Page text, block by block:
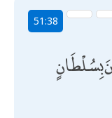
51:38
بِسُلْطَانٍ